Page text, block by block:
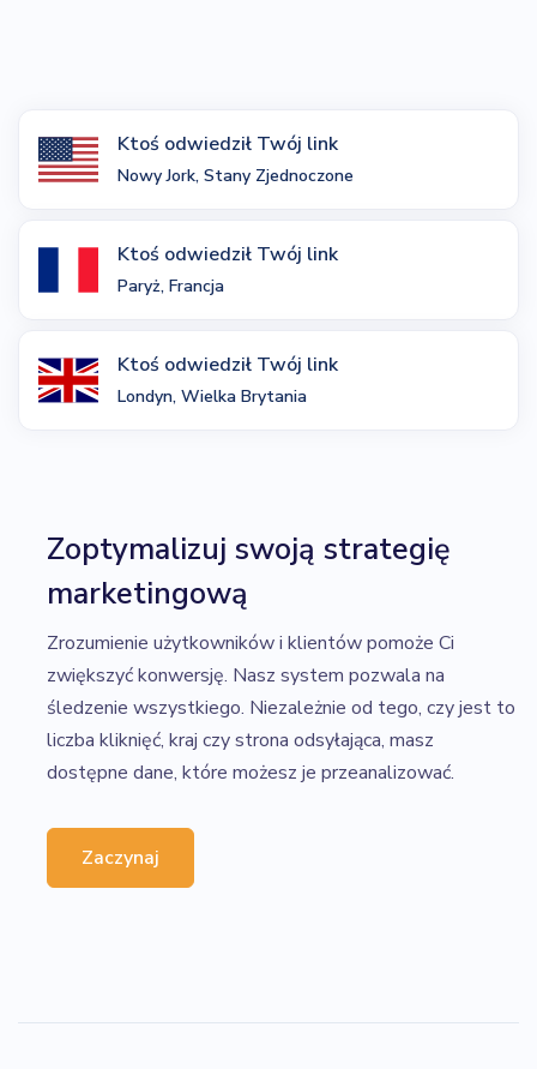
Ktoś odwiedził Twój link
Nowy Jork, Stany Zjednoczone
Ktoś odwiedził Twój link
Paryż, Francja
Ktoś odwiedził Twój link
Londyn, Wielka Brytania
Zoptymalizuj swoją strategię
marketingową
Zrozumienie użytkowników i klientów pomoże Ci
zwiększyć konwersję. Nasz system pozwala na
śledzenie wszystkiego. Niezależnie od tego, czy jest to
liczba kliknięć, kraj czy strona odsyłająca, masz
dostępne dane, które możesz je przeanalizować.
Zaczynaj